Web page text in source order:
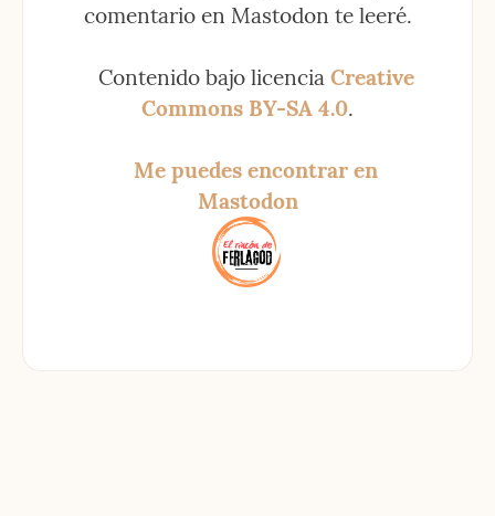
comentario en Mastodon te leeré.
Contenido bajo licencia Creative
Commons BY-SA 4.0.
Me puedes encontrar en
Mastodon